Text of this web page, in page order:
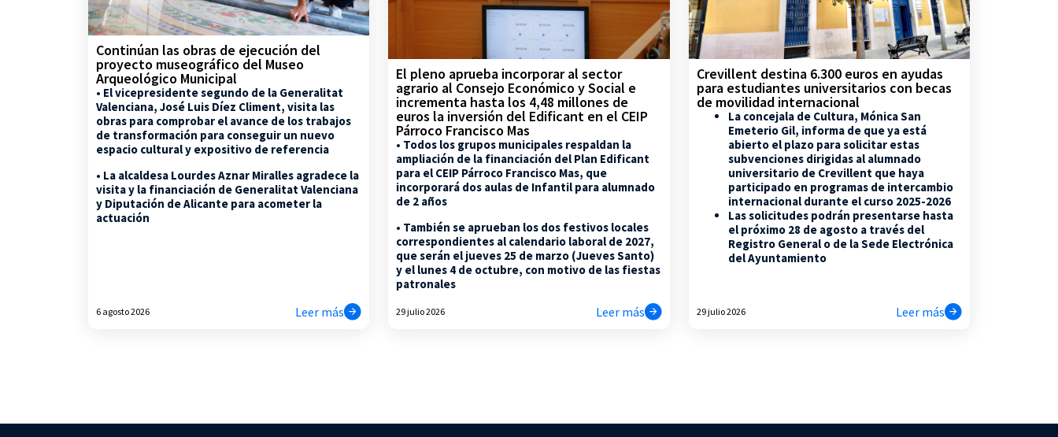
Continúan las obras de ejecución del
proyecto museográfico del Museo
Arqueológico Municipal
• El vicepresidente segundo de la Generalitat
Valenciana, José Luis Díez Climent, visita las
obras para comprobar el avance de los trabajos
de transformación para conseguir un nuevo
espacio cultural y expositivo de referencia
• La alcaldesa Lourdes Aznar Miralles agradece la
visita y la financiación de Generalitat Valenciana
y Diputación de Alicante para acometer la
actuación
6 agosto 2026 Leer más
El pleno aprueba incorporar al sector
agrario al Consejo Económico y Social e
incrementa hasta los 4,48 millones de
euros la inversión del Edificant en el CEIP
Párroco Francisco Mas
• Todos los grupos municipales respaldan la
ampliación de la financiación del Plan Edificant
para el CEIP Párroco Francisco Mas, que
incorporará dos aulas de Infantil para alumnado
de 2 años
• También se aprueban los dos festivos locales
correspondientes al calendario laboral de 2027,
que serán el jueves 25 de marzo (Jueves Santo)
y el lunes 4 de octubre, con motivo de las fiestas
patronales
29 julio 2026 Leer más
Crevillent destina 6.300 euros en ayudas
para estudiantes universitarios con becas
de movilidad internacional
La concejala de Cultura, Mónica San
Emeterio Gil, informa de que ya está
abierto el plazo para solicitar estas
subvenciones dirigidas al alumnado
universitario de Crevillent que haya
participado en programas de intercambio
internacional durante el curso 2025-2026
Las solicitudes podrán presentarse hasta
el próximo 28 de agosto a través del
Registro General o de la Sede Electrónica
del Ayuntamiento
29 julio 2026 Leer más